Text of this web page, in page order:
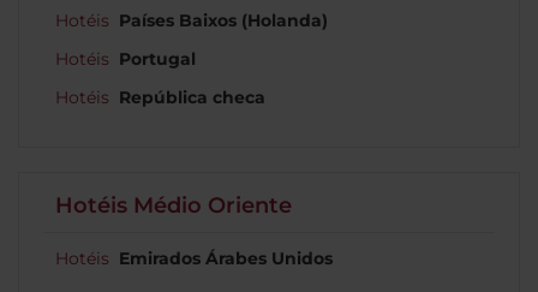
Hotéis Países Baixos (Holanda)
Hotéis Portugal
Hotéis República checa
Hotéis Médio Oriente
Hotéis Emirados Árabes Unidos